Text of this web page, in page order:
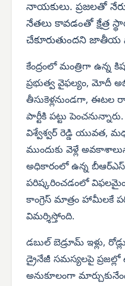
నాయకులు. ప్రజలతో
నేతలు కావడంతో క్షేత్ర
చేకూరుతుందని జాతీయ
కేంద్రంలో మంత్రిగా ఉన్న
ప్రభుత్వ వైఫల్యం, మోదీ
తీసుకెళ్లనుండగా, ఈటల
పార్టీకి పట్టు
విశ్వేశ్వర్ రెడ్డి యువత,
ముందుకు వెళ్లే
అధికారంలో ఉన్న
పరిష్కరించడంలో
కాంగ్రెస్ మాత్రం హామీలకే
విమర్శిస్తోంది.
డబుల్ బెడ్రూమ్ ఇళ్లు,
డ్రైనేజీ సమస్యలపై
అనుకూలంగా